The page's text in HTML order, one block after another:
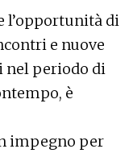
l’opportunità di
e nuove
nel periodo di
è
impegno per